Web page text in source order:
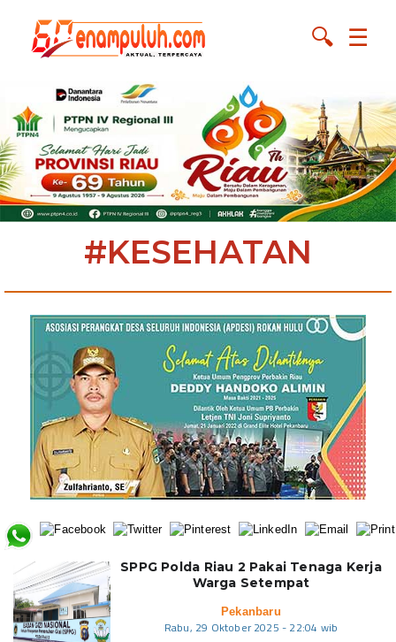
☰
🔍
#KESEHATAN
SPPG Polda Riau 2 Pakai Tenaga Kerja
Warga Setempat
Pekanbaru
Rabu, 29 Oktober 2025 - 22:04 wib